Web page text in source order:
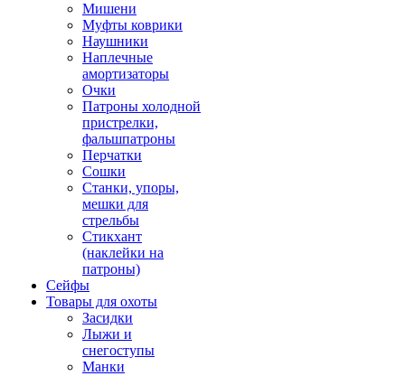
Мишени
Муфты коврики
Наушники
Наплечные
амортизаторы
Очки
Патроны холодной
пристрелки,
фальшпатроны
Перчатки
Сошки
Станки, упоры,
мешки для
стрельбы
Стикхант
(наклейки на
патроны)
Сейфы
Товары для охоты
Засидки
Лыжи и
снегоступы
Манки